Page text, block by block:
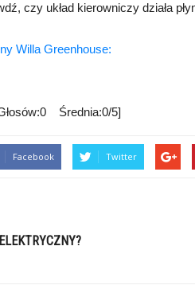
czy układ kierowniczy działa
Willa Greenhouse:
Średnia:0/5]
Facebook Twitter